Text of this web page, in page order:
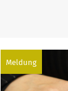
Meldung